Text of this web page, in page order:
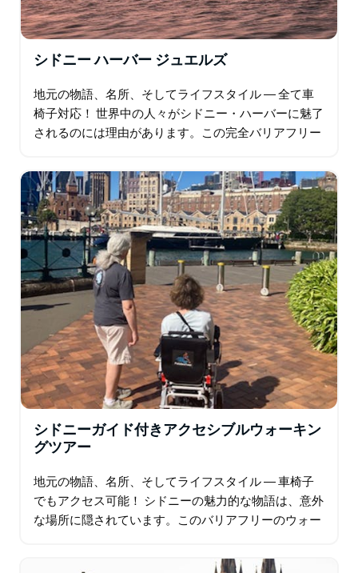
シドニー ハーバー ジュエルズ
地元の物語、名所、そしてライフスタイル ― 全て車
椅子対応！ 世界中の人々がシドニー・ハーバーに魅了
されるのには理由があります。この完全バリアフリー
う。 静かなロイヤル・ボタニック…
シドニーガイド付きアクセシブルウォーキン
グツアー
地元の物語、名所、そしてライフスタイル ― 車椅子
でもアクセス可能！ シドニーの魅力的な物語は、意外
な場所に隠されています。このバリアフリーのウォー